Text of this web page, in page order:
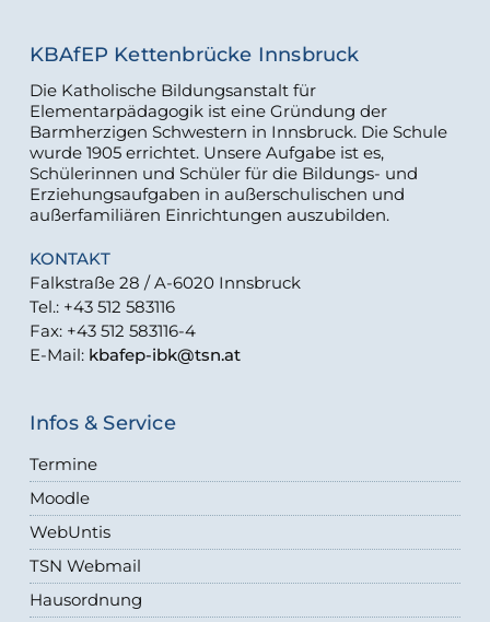
KBAfEP Kettenbrücke Innsbruck
Die Katholische Bildungsanstalt für
Elementarpädagogik ist eine Gründung der
Barmherzigen Schwestern in Innsbruck. Die Schule
wurde 1905 errichtet. Unsere Aufgabe ist es,
Schülerinnen und Schüler für die Bildungs- und
Erziehungsaufgaben in außerschulischen und
außerfamiliären Einrichtungen auszubilden.
KONTAKT
Falkstraße 28 / A-6020 Innsbruck
Tel.: +43 512 583116
Fax: +43 512 583116-4
E-Mail: kbafep-ibk@tsn.at
Infos & Service
Termine
Moodle
WebUntis
TSN Webmail
Hausordnung